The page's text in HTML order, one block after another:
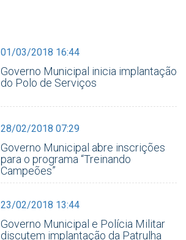
01/03/2018 16:44
Governo Municipal inicia implantação
do Polo de Serviços
28/02/2018 07:29
Governo Municipal abre inscrições
para o programa “Treinando
Campeões”
23/02/2018 13:44
Governo Municipal e Polícia Militar
discutem implantação da Patrulha